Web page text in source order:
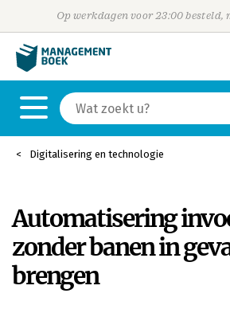
Op werkdagen voor 23:00 besteld,
Digitalisering en technologie
Automatisering
zonder banen in
brengen